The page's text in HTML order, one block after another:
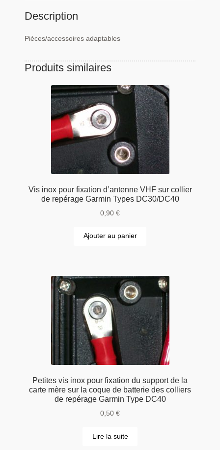
Description
Pièces/accessoires adaptables
Produits similaires
Vis inox pour fixation d’antenne VHF sur collier
de repérage Garmin Types DC30/DC40
0,90 €
Ajouter au panier
Petites vis inox pour fixation du support de la
carte mère sur la coque de batterie des colliers
de repérage Garmin Type DC40
0,50 €
Lire la suite